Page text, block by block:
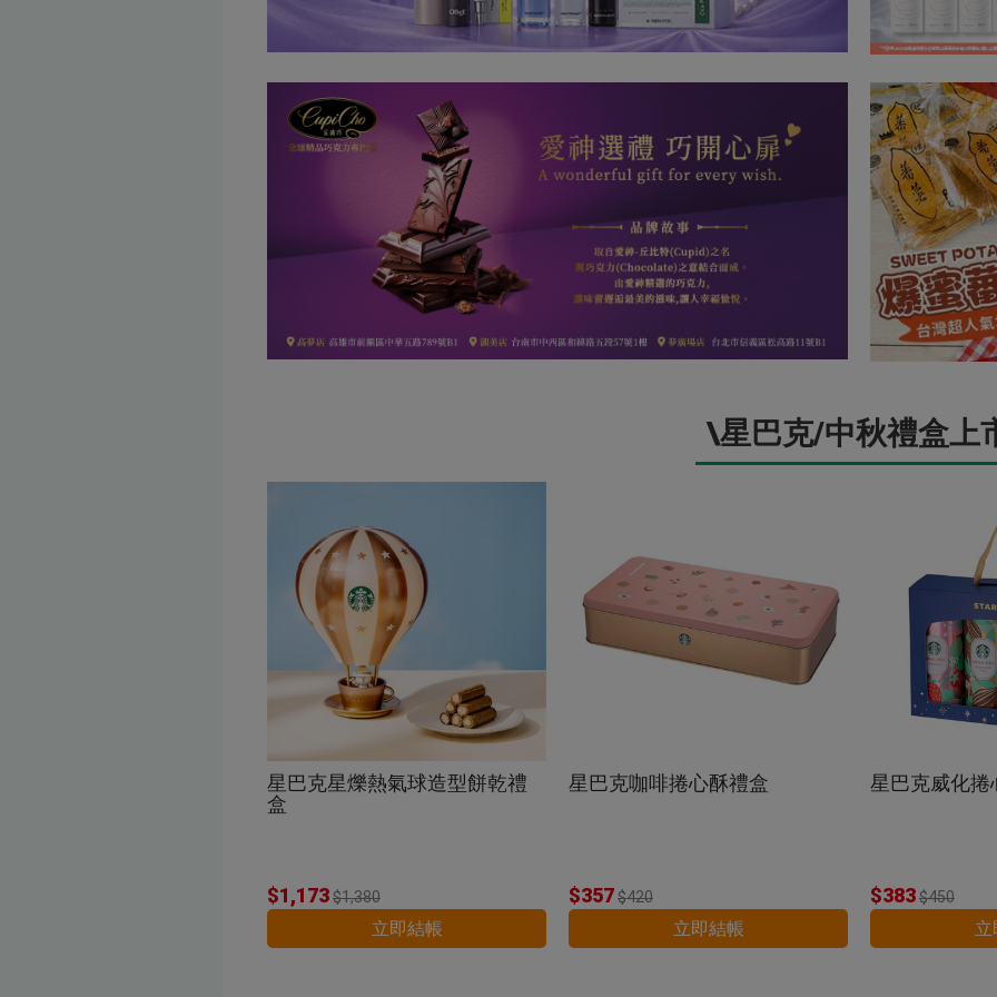
\星巴克/中秋禮盒上
星巴克星爍熱氣球造型餅乾禮
盒
$1,173$1,380
立即結帳
星巴克咖啡捲心酥禮盒
$357$420
立即結帳
星巴克威化捲
$383$450
立